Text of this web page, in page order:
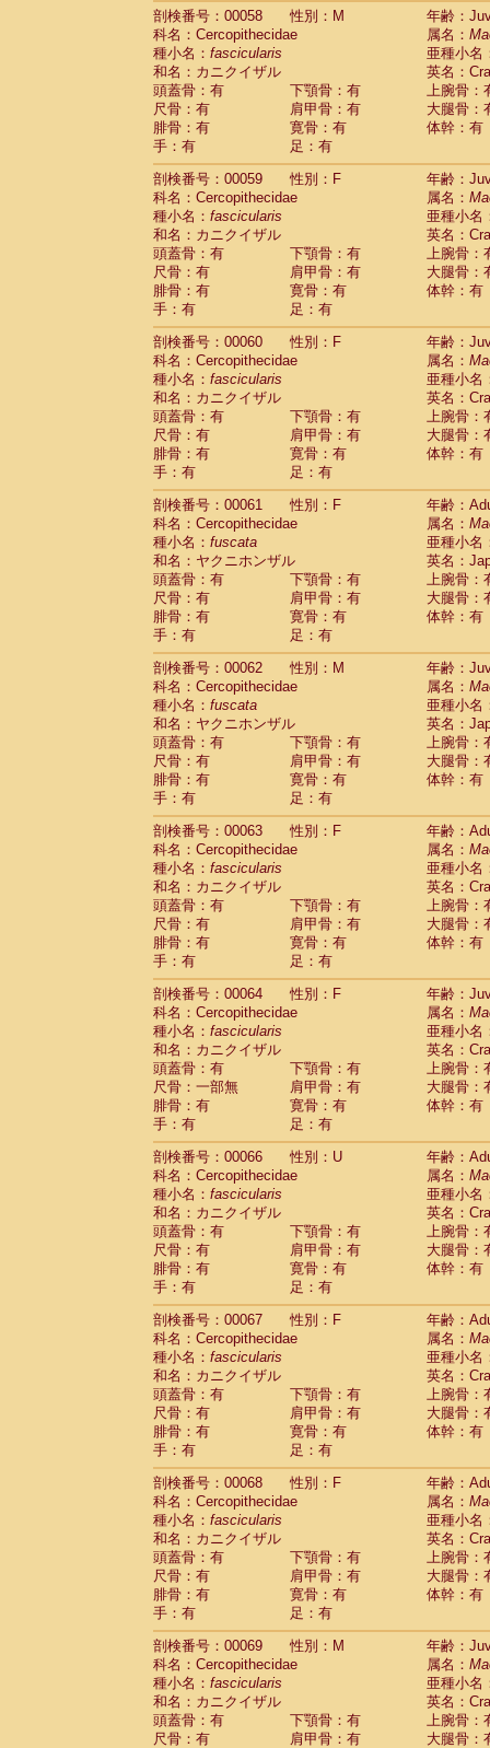
剖検番号：00058
性別：M
年齢：
科名：Cercopithecidae
属名：
種小名： fascicularis
亜種小名
和名：カニクイザル
英名：
頭蓋骨：有
下顎骨：有
上腕骨：
尺骨：有
肩甲骨：有
大腿骨：
腓骨：有
寛骨：有
体幹：有
手：有
足：有
剖検番号：00059
性別：F
年齢：
科名：Cercopithecidae
属名：
種小名： fascicularis
亜種小名
和名：カニクイザル
英名：
頭蓋骨：有
下顎骨：有
上腕骨：
尺骨：有
肩甲骨：有
大腿骨：
腓骨：有
寛骨：有
体幹：有
手：有
足：有
剖検番号：00060
性別：F
年齢：
科名：Cercopithecidae
属名：
種小名： fascicularis
亜種小名
和名：カニクイザル
英名：
頭蓋骨：有
下顎骨：有
上腕骨：
尺骨：有
肩甲骨：有
大腿骨：
腓骨：有
寛骨：有
体幹：有
手：有
足：有
剖検番号：00061
性別：F
年齢：
科名：Cercopithecidae
属名：
種小名： fuscata
亜種小名
和名：ヤクニホンザル
英名：
頭蓋骨：有
下顎骨：有
上腕骨：
尺骨：有
肩甲骨：有
大腿骨：
腓骨：有
寛骨：有
体幹：有
手：有
足：有
剖検番号：00062
性別：M
年齢：
科名：Cercopithecidae
属名：
種小名： fuscata
亜種小名
和名：ヤクニホンザル
英名：
頭蓋骨：有
下顎骨：有
上腕骨：
尺骨：有
肩甲骨：有
大腿骨：
腓骨：有
寛骨：有
体幹：有
手：有
足：有
剖検番号：00063
性別：F
年齢：
科名：Cercopithecidae
属名：
種小名： fascicularis
亜種小名
和名：カニクイザル
英名：
頭蓋骨：有
下顎骨：有
上腕骨：
尺骨：有
肩甲骨：有
大腿骨：
腓骨：有
寛骨：有
体幹：有
手：有
足：有
剖検番号：00064
性別：F
年齢：
科名：Cercopithecidae
属名：
種小名： fascicularis
亜種小名
和名：カニクイザル
英名：
頭蓋骨：有
下顎骨：有
上腕骨：
尺骨：一部無
肩甲骨：有
大腿骨：
腓骨：有
寛骨：有
体幹：有
手：有
足：有
剖検番号：00066
性別：U
年齢：
科名：Cercopithecidae
属名：
種小名： fascicularis
亜種小名
和名：カニクイザル
英名：
頭蓋骨：有
下顎骨：有
上腕骨：
尺骨：有
肩甲骨：有
大腿骨：
腓骨：有
寛骨：有
体幹：有
手：有
足：有
剖検番号：00067
性別：F
年齢：
科名：Cercopithecidae
属名：
種小名： fascicularis
亜種小名
和名：カニクイザル
英名：
頭蓋骨：有
下顎骨：有
上腕骨：
尺骨：有
肩甲骨：有
大腿骨：
腓骨：有
寛骨：有
体幹：有
手：有
足：有
剖検番号：00068
性別：F
年齢：
科名：Cercopithecidae
属名：
種小名： fascicularis
亜種小名
和名：カニクイザル
英名：
頭蓋骨：有
下顎骨：有
上腕骨：
尺骨：有
肩甲骨：有
大腿骨：
腓骨：有
寛骨：有
体幹：有
手：有
足：有
剖検番号：00069
性別：M
年齢：
科名：Cercopithecidae
属名：
種小名： fascicularis
亜種小名
和名：カニクイザル
英名：
頭蓋骨：有
下顎骨：有
上腕骨：
尺骨：有
肩甲骨：有
大腿骨：